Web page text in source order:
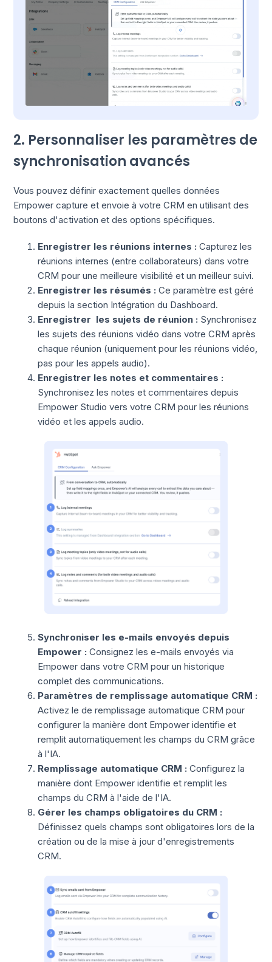
2. Personnaliser les paramètres de
synchronisation avancés
Vous pouvez définir exactement quelles données
Empower capture et envoie à votre CRM en utilisant des
boutons d'activation et des options spécifiques.
Enregistrer les réunions internes : Capturez les
réunions internes (entre collaborateurs) dans votre
CRM pour une meilleure visibilité et un meilleur suivi.
Enregistrer les résumés : Ce paramètre est géré
depuis la section Intégration du Dashboard.
Enregistrer les sujets de réunion : Synchronisez
les sujets des réunions vidéo dans votre CRM après
chaque réunion (uniquement pour les réunions vidéo,
pas pour les appels audio).
Enregistrer les notes et commentaires :
Synchronisez les notes et commentaires depuis
Empower Studio vers votre CRM pour les réunions
vidéo et les appels audio.
Synchroniser les e-mails envoyés depuis
Empower : Consignez les e-mails envoyés via
Empower dans votre CRM pour un historique
complet des communications.
Paramètres de remplissage automatique CRM :
Activez le de remplissage automatique CRM pour
configurer la manière dont Empower identifie et
remplit automatiquement les champs du CRM grâce
à l'IA.
Remplissage automatique CRM : Configurez la
manière dont Empower identifie et remplit les
champs du CRM à l'aide de l'IA.
Gérer les champs obligatoires du CRM :
Définissez quels champs sont obligatoires lors de la
création ou de la mise à jour d'enregistrements
CRM.